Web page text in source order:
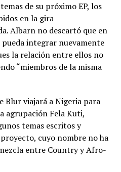
de su próximo EP, los
en la gira
Albarn no descartó que en
integrar nuevamente
la relación entre ellos no
“miembros de la misma
viajará a Nigeria para
agrupación Fela Kuti,
temas escritos y
cuyo nombre no ha
entre Country y Afro-